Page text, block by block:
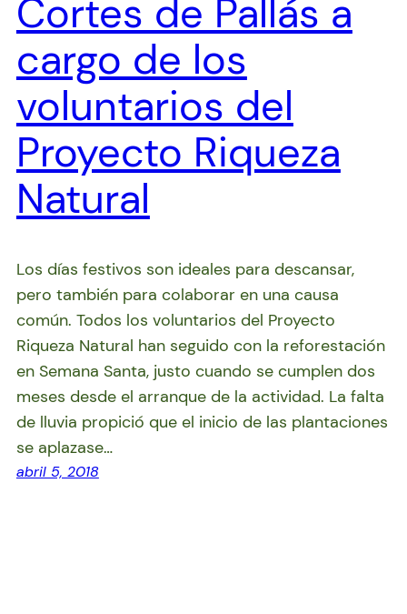
Cortes de Pallás a
cargo de los
voluntarios del
Proyecto Riqueza
Natural
Los días festivos son ideales para descansar,
pero también para colaborar en una causa
común. Todos los voluntarios del Proyecto
Riqueza Natural han seguido con la reforestación
en Semana Santa, justo cuando se cumplen dos
meses desde el arranque de la actividad. La falta
de lluvia propició que el inicio de las plantaciones
se aplazase…
abril 5, 2018